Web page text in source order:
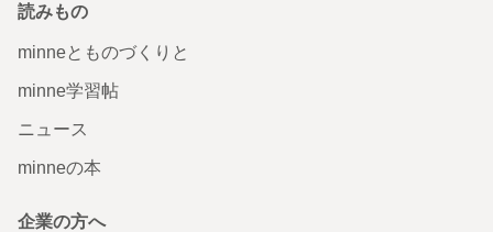
読みもの
minneとものづくりと
minne学習帖
ニュース
minneの本
企業の方へ